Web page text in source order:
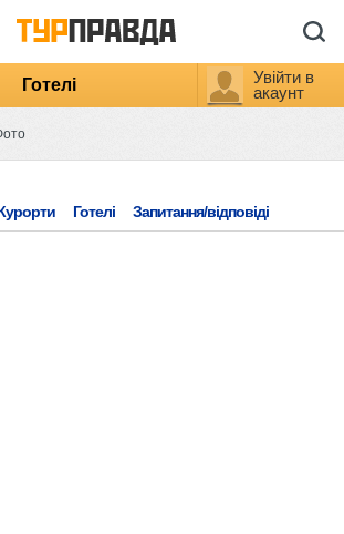
Готелі
Увійти в
акаунт
Готелі
Запитання/відповіді